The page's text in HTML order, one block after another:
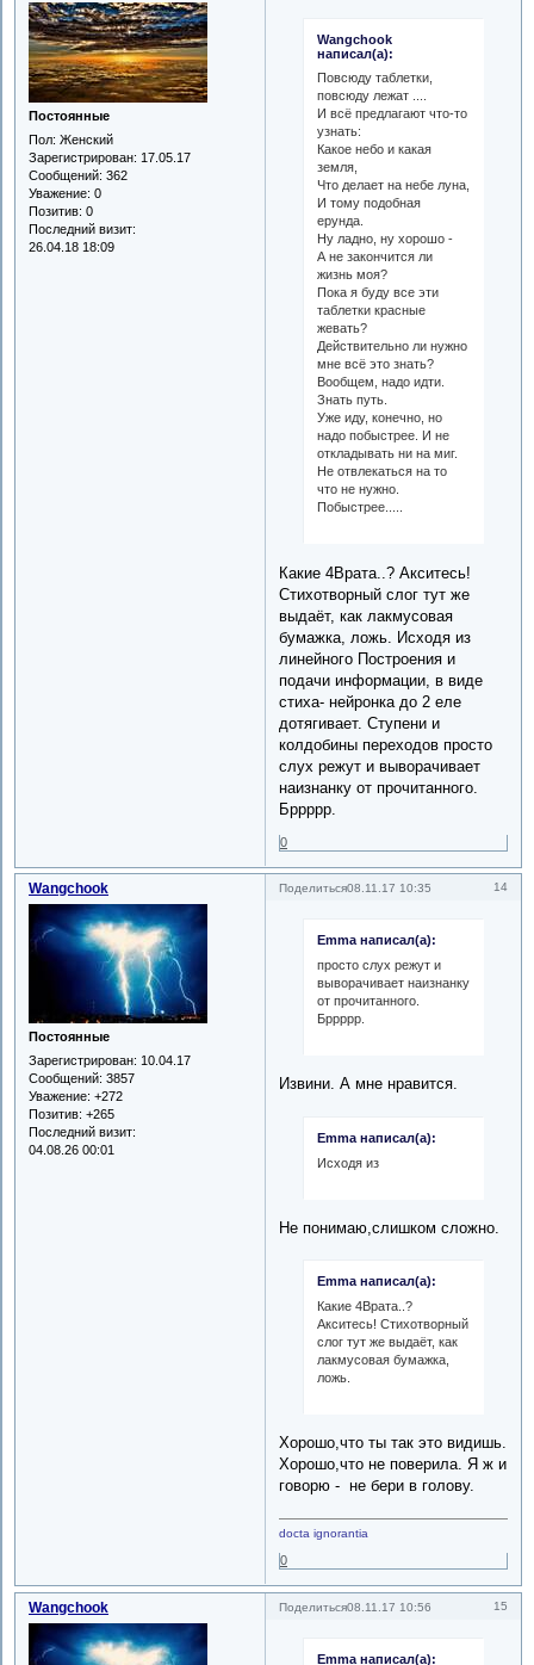
Постоянные
Пол: Женский
Зарегистрирован: 17.05.17
Сообщений: 362
Уважение: 0
Позитив: 0
Последний визит:
26.04.18 18:09
Wangchook
написал(а):
Повсюду таблетки,
повсюду лежат ....
И всё предлагают что-то
узнать:
Какое небо и какая
земля,
Что делает на небе луна,
И тому подобная
ерунда.
Ну ладно, ну хорошо -
А не закончится ли
жизнь моя?
Пока я буду все эти
таблетки красные
жевать?
Действительно ли нужно
мне всё это знать?
Вообщем, надо идти.
Знать путь.
Уже иду, конечно, но
надо побыстрее. И не
откладывать ни на миг.
Не отвлекаться на то
что не нужно.
Побыстрее.....
Какие 4Врата..? Акситесь!
Стихотворный слог тут же
выдаёт, как лакмусовая
бумажка, ложь. Исходя из
линейного Построения и
подачи информации, в виде
стиха- нейронка до 2 еле
дотягивает. Ступени и
колдобины переходов просто
слух режут и выворачивает
наизнанку от прочитанного.
Бррррр.
0
Поделиться 14
08.11.17 10:35
Wangchook
Постоянные
Зарегистрирован: 10.04.17
Сообщений: 3857
Уважение: +272
Позитив: +265
Последний визит:
04.08.26 00:01
Emma написал(а):
просто слух режут и
выворачивает наизнанку
от прочитанного.
Бррррр.
Извини. А мне нравится.
Emma написал(а):
Исходя из
Не понимаю,слишком сложно.
Emma написал(а):
Какие 4Врата..?
Акситесь! Стихотворный
слог тут же выдаёт, как
лакмусовая бумажка,
ложь.
Хорошо,что ты так это видишь.
Хорошо,что не поверила. Я ж и
говорю - не бери в голову.
docta ignorantia
0
Поделиться 15
08.11.17 10:56
Wangchook
Emma написал(а):